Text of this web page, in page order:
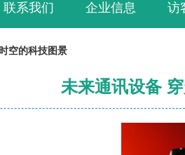
联系我们 企业信息 访
空的科技图景
未来通讯设备